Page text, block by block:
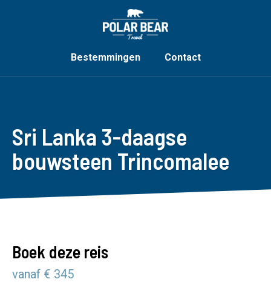
Bestemmingen Contact
Sri Lanka 3-daagse
bouwsteen Trincomalee
Boek deze reis
vanaf € 345